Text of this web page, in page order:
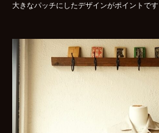
大きなパッチにしたデザインがポイントです